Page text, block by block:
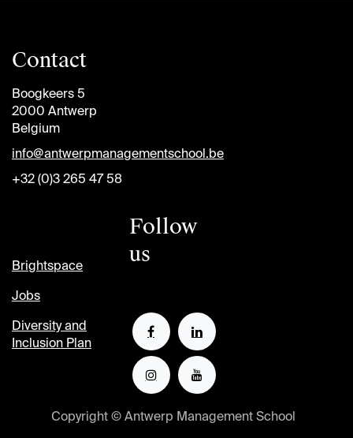
Contact
Boogkeers 5
2000 Antwerp
Belgium
info@antwerpmanagementschool.be
+32 (0)3 265 47 58
Brightspace
Jobs
Diversity and
Inclusion Plan
Follow
us
Copyright © Antwerp Management School